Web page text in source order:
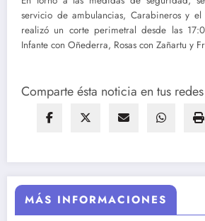
servicio de ambulancias, Carabineros y
realizó un corte perimetral desde las
Infante con Oñederra, Rosas con Zañartu y
Comparte ésta noticia en tus redes
MÁS INFORMACIONES